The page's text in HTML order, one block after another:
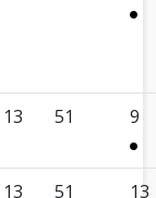
13 51 9
13 51 13